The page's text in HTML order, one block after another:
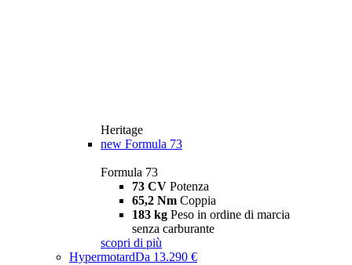
Heritage
new Formula 73
Formula 73
73 CV Potenza
65,2 Nm Coppia
183 kg Peso in ordine di marcia
senza carburante
scopri di più
HypermotardDa 13.290 €